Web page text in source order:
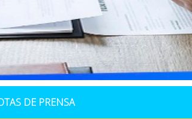
DE PRENSA